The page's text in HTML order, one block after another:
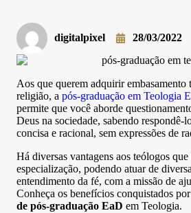
digitalpixel 28/03/2022
Aos que querem adquirir embasamento
religião, a pós-graduação em Teologia
permite que você aborde
Deus na sociedade, sabendo respondê-
concisa e racional, sem expressões de
Há diversas vantagens aos teólogos que
especialização, podendo atuar de
entendimento da fé, com a missão de
Conheça os benefícios conquistados
de pós-graduação EaD em Teologia.